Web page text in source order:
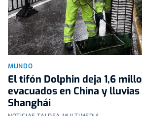
MUNDO
El tifón Dolphin deja 1,6
evacuados en China y
Shanghái